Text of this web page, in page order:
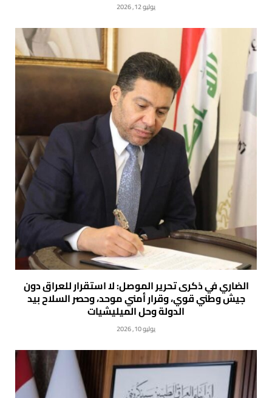
يوليو 12, 2026
الضاري في ذكرى تحرير الموصل: لا استقرار للعراق دون
جيش وطني قوي، وقرار أمني موحد، وحصر السلاح بيد
الدولة وحل الميليشيات
يوليو 10, 2026